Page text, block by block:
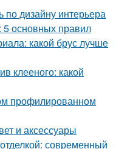
по дизайну интерьера
5 основных правил
какой брус лучше
клееного: какой
профилированном
и аксессуары
современный